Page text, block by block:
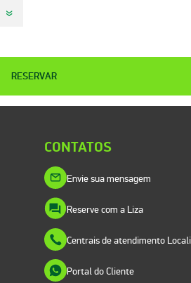
RESERVAR
CONTATOS
Envie sua mensagem
Reserve com a Liza
Centrais de atendimento
Portal do Cliente